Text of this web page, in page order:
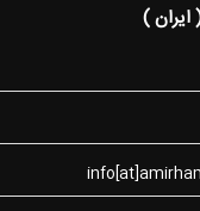
ایران )